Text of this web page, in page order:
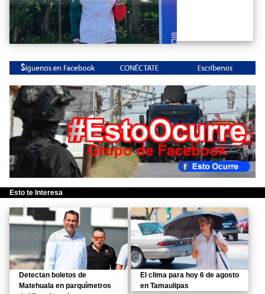
Esto te Interesa
Detectan boletos de
Matehuala en parquímetros
El clima para hoy 6 de agosto
en Tamaulipas